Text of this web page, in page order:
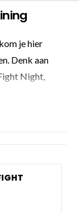
je hier
Denk aan
Night,
trekkoord.